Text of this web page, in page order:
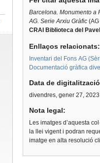
Barcelona. Monumento a
AG. Serie Arxiu Gràfic(AG
CRAI Biblioteca del
Enllaços
Inventari del Fons AG
Documentació gràfica
Data de
divendres, gener 27, 2023
Nota legal:
Les imatges d’aquesta
la llei vigent i podran
imatge en alta resolució